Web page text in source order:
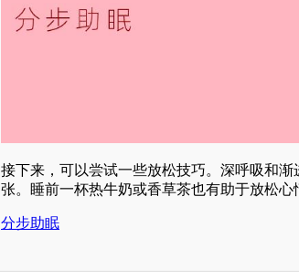
接下来，可以尝试一些放松技巧。深呼吸和
张。睡前一杯热牛奶或香草茶也有助于放松心
分步助眠